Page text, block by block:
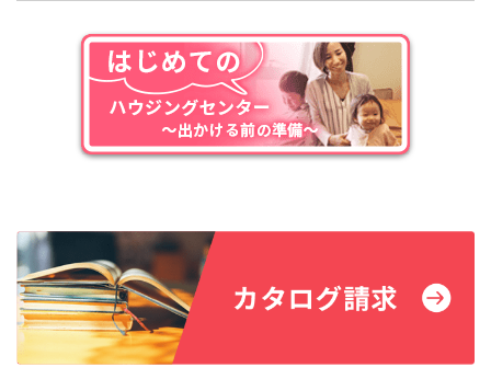
照明のポイント
照明も、質の高い睡眠を求める上で欠かせないこだわりポイント
です。光は睡眠に大きく影響するからです。人間の体は光が照る明
るいところでは覚醒し、暗いところではリラックス状態になり眠
りやすくなります。これを利用し、寝室の照明で就寝に適した空
す。寝室での読書など明るさが必要な場面があるなら、手元だけ
を照らせる照明器具を使うのも手でしょう。